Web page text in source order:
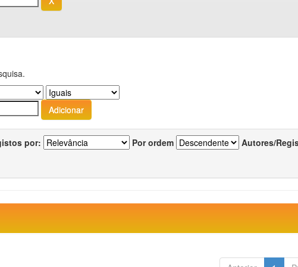
por: Por ordem Autores/